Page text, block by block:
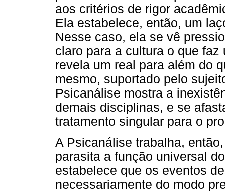
aos critérios de rigor
Ela estabelece, então, um
Nesse caso, ela se vê
claro para a cultura o que
revela um real para além do
mesmo, suportado pelo
Psicanálise mostra a
demais disciplinas, e se
tratamento singular para o
A Psicanálise trabalha,
parasita a função universal
estabelece que os eventos
necessariamente do modo